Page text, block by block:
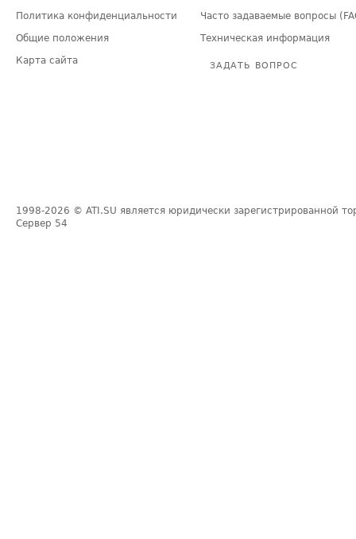
Политика конфиденциальности
Общие положения
Карта сайта
Часто задаваемые вопросы
Техническая информация
ЗАДАТЬ ВОПРОС
1998-2026 © ATI.SU является юридически зарегистрированной
Сервер 54